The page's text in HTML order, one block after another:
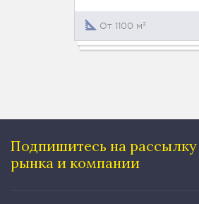
От 1100 м²
Подпишитесь на рассылку
рынка и компании